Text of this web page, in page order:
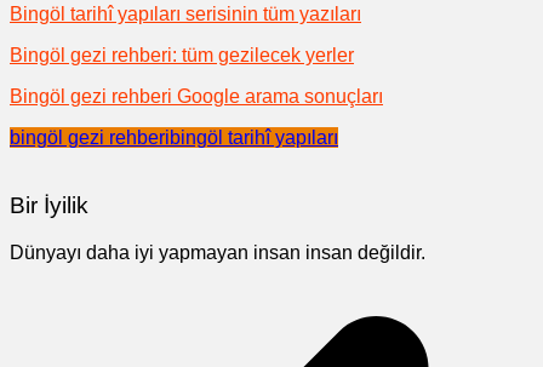
Bingöl tarihî yapıları serisinin tüm yazıları
Bingöl gezi rehberi: tüm gezilecek yerler
Bingöl gezi rehberi Google arama sonuçları
bingöl gezi rehberibingöl tarihî yapıları
Bir İyilik
Dünyayı daha iyi yapmayan insan insan değildir.